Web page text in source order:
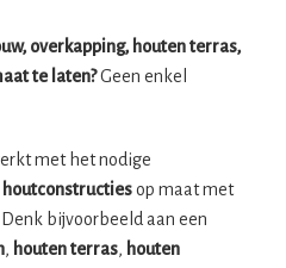
overkapping, houten terras,
te laten?Geen enkel
met het nodige
houtconstructiesop maat met
bijvoorbeeld aan een
, houten terras, houten